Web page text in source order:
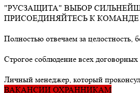
"РУСЗАЩИТА" ВЫБОР
ПРИСОЕДИНЯЙТЕСЬ К
Полностью отвечаем за целостность,
Строгое соблюдение всех
Личный менеджер, который
ВАКАНСИИ ОХРАННИКАМ